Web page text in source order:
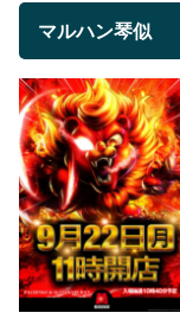
マルハン琴似